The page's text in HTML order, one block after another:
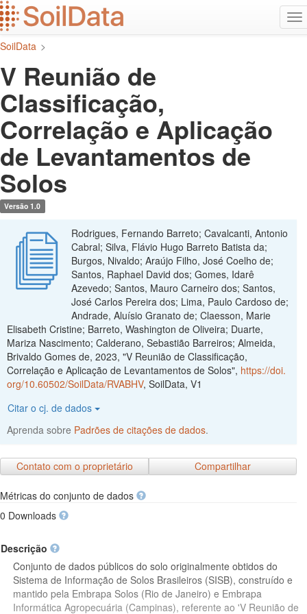
Ir
para
o
conteúdo
SoilData >
V Reunião de
Classificação,
Correlação e Aplicação
de Levantamentos de
Solos
Versão 1.0
Rodrigues, Fernando Barreto; Cavalcanti, Antonio
Cabral; Silva, Flávio Hugo Barreto Batista da;
Burgos, Nivaldo; Araújo Filho, José Coelho de;
Santos, Raphael David dos; Gomes, Idarê
Azevedo; Santos, Mauro Carneiro dos; Santos,
José Carlos Pereira dos; Lima, Paulo Cardoso de;
Andrade, Aluísio Granato de; Claesson, Marie
Elisabeth Cristine; Barreto, Washington de Oliveira; Duarte,
Mariza Nascimento; Calderano, Sebastião Barreiros; Almeida,
Brivaldo Gomes de, 2023, "V Reunião de Classificação,
Correlação e Aplicação de Levantamentos de Solos", https://doi.
org/10.60502/SoilData/RVABHV, SoilData, V1
Citar o cj. de dados
Aprenda sobre Padrões de citações de dados.
Contato com o proprietário Compartilhar
Métricas do conjunto de dados
0 Downloads
Descrição
Conjunto de dados públicos do solo originalmente obtidos do
Sistema de Informação de Solos Brasileiros (SISB), construído e
mantido pela Embrapa Solos (Rio de Janeiro) e Embrapa
Informática Agropecuária (Campinas), referente ao 'V Reunião de